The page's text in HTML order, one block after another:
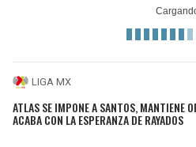
LIGA MX
ATLAS SE IMPONE A SANTOS, MANTIENE
ACABA CON LA ESPERANZA DE RAYADOS